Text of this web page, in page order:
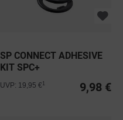
SP CONNECT ADHESIVE
KIT SPC+
SELBSTKLEBENDE...
9,98 €
UVP: 19,95 €